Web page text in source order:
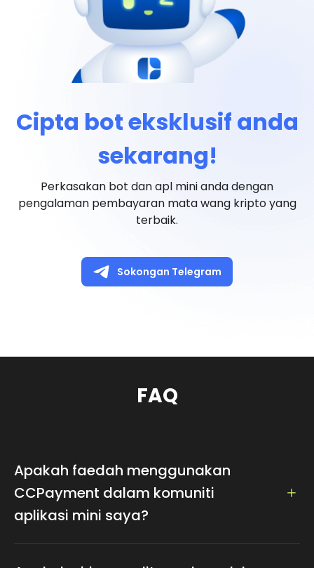
Cipta bot eksklusif anda
sekarang!
Perkasakan bot dan apl mini anda dengan
pengalaman pembayaran mata wang kripto yang
terbaik.
Sokongan Telegram
FAQ
Apakah faedah menggunakan
CCPayment dalam komuniti
aplikasi mini saya?